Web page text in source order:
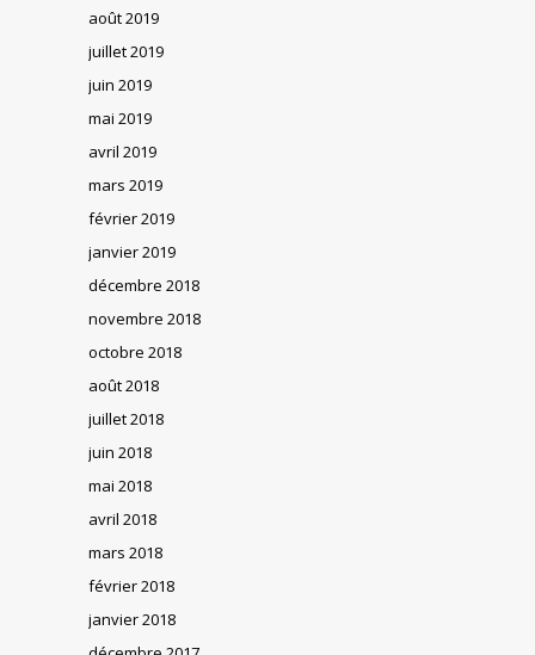
août 2019
juillet 2019
juin 2019
mai 2019
avril 2019
mars 2019
février 2019
janvier 2019
décembre 2018
novembre 2018
octobre 2018
août 2018
juillet 2018
juin 2018
mai 2018
avril 2018
mars 2018
février 2018
janvier 2018